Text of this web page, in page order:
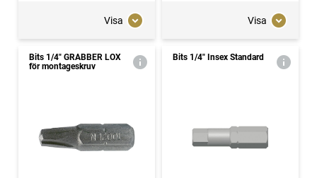
Visa Visa
Bits 1/4" GRABBER LOX
för montageskruv
Bits 1/4" Insex Standard